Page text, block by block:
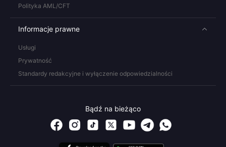
Polityka AML/CFT
Informacje prawne
Usługi
Prywatność
Standardy redakcyjne i wyłączenie odpowiedzialności
Bądź na bieżąco